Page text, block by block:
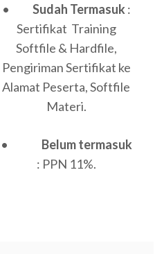
• Sudah Termasuk :
Sertifikat Training
Softfile & Hardfile,
Pengiriman Sertifikat ke
Alamat Peserta, Softfile
Materi.
• Belum termasuk
: PPN 11%.